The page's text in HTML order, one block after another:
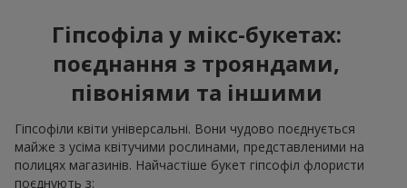
Гіпсофіла у мікс-букетах:
поєднання з трояндами,
півоніями та іншими
Гіпсофіли квіти універсальні. Вони чудово поєднується
майже з усіма квітучими рослинами, представленими на
полицях магазинів. Найчастіше букет гіпсофіл флористи
поєднують з: